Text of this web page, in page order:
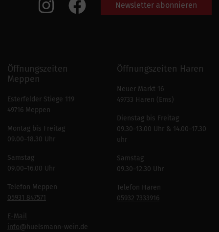
Newsletter abonnieren
Öffnungszeiten
Meppen
Esterfelder Stiege 119
49716 Meppen
Montag bis Freitag
09.00–18.30 Uhr
Samstag
09.00–16.00 Uhr
Telefon Meppen
05931 847571
E-Mail
info@huelsmann-wein.de
Öffnungszeiten Haren
Neuer Markt 16
49733 Haren (Ems)
Dienstag bis Freitag
09.30–13.00 Uhr & 14.00–17.30
uhr
Samstag
09.30–12.30 Uhr
Telefon Haren
05932 7333916